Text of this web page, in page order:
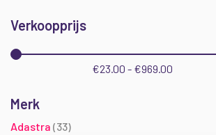
Verkoopprijs
€23.00 - €969.00
Merk
Adastra 33producten